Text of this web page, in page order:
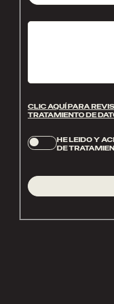
CLIC AQUÍ PARA
TRATAMIENTO DE
HE LEIDO Y
DE